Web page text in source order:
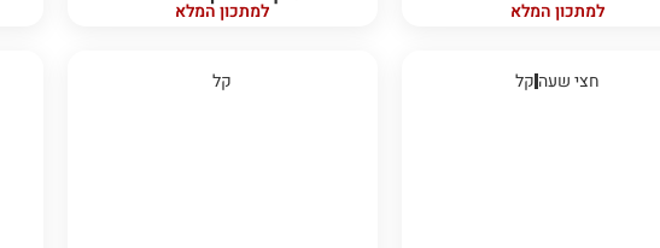
למתכון המלא למתכון המלא
חצי שעהקל קל